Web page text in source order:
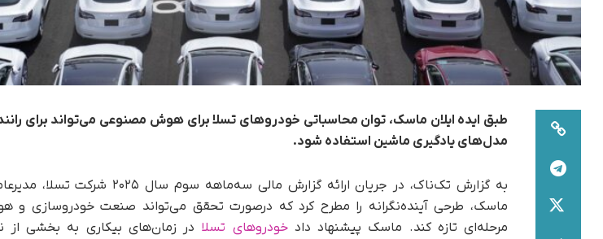
طبق ایده ایلان ماسک، توان محاسباتی خودروهای تسلا برای هوش مصنوعی می‌تواند برای
مدل‌های یادگیری ماشین استفاده شود.
به گزارش تک‌ناک، در جریان ارائه گزارش مالی
ماسک، طرحی آینده‌نگرانه را مطرح کرد که در‌صورت تحقق می‌تواند صنعت خودروسازی و
مرحله‌ای تازه کند. ماسک پیشنهاد دادخودروهای تسلا در زمان‌های بیکاری به بخشی از